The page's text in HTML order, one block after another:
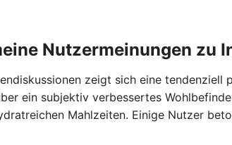
Nutzermeinungen zu
zeigt sich eine tendenziell
ein subjektiv verbessertes
Mahlzeiten. Einige Nutzer